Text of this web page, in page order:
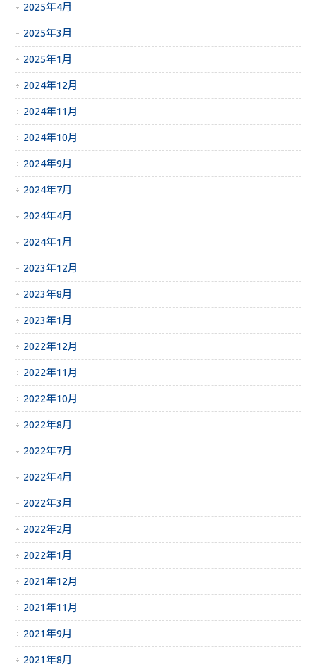
2025年4月
2025年3月
2025年1月
2024年12月
2024年11月
2024年10月
2024年9月
2024年7月
2024年4月
2024年1月
2023年12月
2023年8月
2023年1月
2022年12月
2022年11月
2022年10月
2022年8月
2022年7月
2022年4月
2022年3月
2022年2月
2022年1月
2021年12月
2021年11月
2021年9月
2021年8月